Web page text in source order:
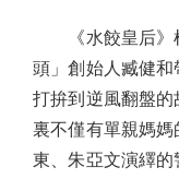
《水餃皇后》
頭」創始人臧健
打拚到逆風翻盤
裏不僅有單親媽
東、朱亞文演繹